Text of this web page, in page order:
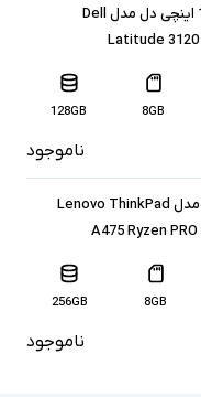
لپ تاپ استوک تبلت شو 11.6 اینچی دل مدل Dell
Latitude 3120
8GB
128GB
ناموجود
لپ تاپ استوک 14 اینچی لنوو مدل Lenovo ThinkPad
A475 Ryzen
8GB
256GB
ناموجود